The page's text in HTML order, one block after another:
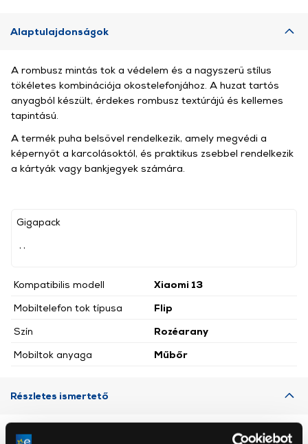
Alaptulajdonságok
Gigapack
Kompatibilis modell
Xiaomi 13
Mobiltelefon tok típusa
Flip
Szín
Rozéarany
Mobiltok anyaga
Műbőr
A rombusz mintás tok a védelem és a nagyszerű stílus
tökéletes kombinációja okostelefonjához. A huzat tartós
anyagból készült, érdekes rombusz textúrájú és kellemes
tapintású.
A termék puha belsővel rendelkezik, amely megvédi a
képernyőt a karcolásoktól, és praktikus zsebbel rendelkezik
a kártyák vagy bankjegyek számára.
Részletes ismertető